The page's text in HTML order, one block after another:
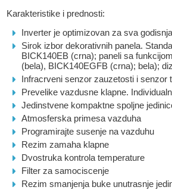
Karakteristike i prednosti:
Inverter je optimizovan za sva
Sirok izbor dekorativnih panela.
BICK140EB (crna); paneli sa
(bela), BICK140EGFB (crna); bela);
Infracrveni senzor zauzetosti i senzor
Prevelike vazdusne klapne.
Jedinstvene kompaktne spoljne
Atmosferska primesa vazduha
Programirajte susenje na vazduhu
Rezim zamaha klapne
Dvostruka kontrola temperature
Filter za samociscenje
Rezim smanjenja buke unutrasnje